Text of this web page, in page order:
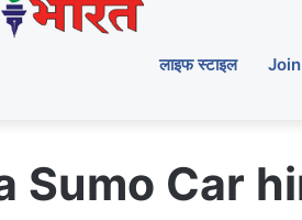
main
लाइफ स्टाइल
Sumo Car